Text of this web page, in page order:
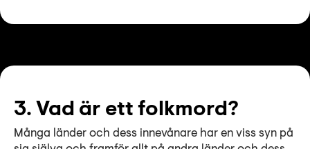
3. Vad är ett folkmord?
Många länder och dess innevånare har en viss syn på